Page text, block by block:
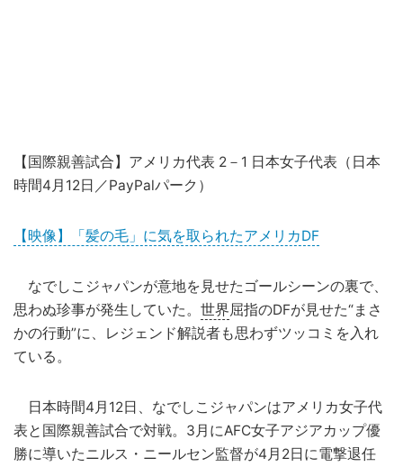
【国際親善試合】アメリカ代表 2－1 日本女子代表（日本
時間4月12日／PayPalパーク）
【映像】「髪の毛」に気を取られたアメリカDF
なでしこジャパンが意地を見せたゴールシーンの裏で、
思わぬ珍事が発生していた。 世界屈指のDFが見せた“まさ
かの行動”に、レジェンド解説者も思わずツッコミを入れ
ている。
日本時間4月12日、なでしこジャパンはアメリカ女子代
表と国際親善試合で対戦。3月にAFC女子アジアカップ優
勝に導いたニルス・ニールセン監督が4月2日に電撃退任